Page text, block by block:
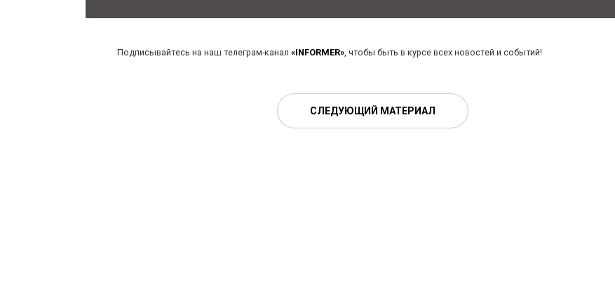
Подписывайтесь на наш телеграм-канал «INFORMER», чтобы быть в курсе всех новостей и событий!
СЛЕДУЮЩИЙ МАТЕРИАЛ